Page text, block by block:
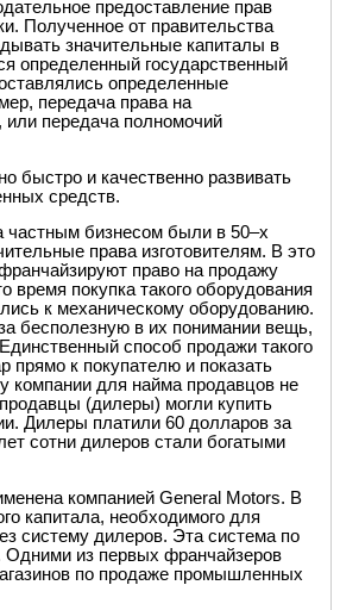
предоставление прав
Полученное от правительства
значительные капиталы в
определенный государственный
определенные
передача права на
или передача полномочий
быстро и качественно развивать
средств.
частным бизнесом были в 50–х
права изготовителям. В это
право на продажу
покупка такого оборудования
к механическому оборудованию.
бесполезную в их понимании вещь,
способ продажи такого
прямо к покупателю и показать
компании для найма продавцов не
(дилеры) могли купить
Дилеры платили 60 долларов за
сотни дилеров стали богатыми
компанией General Motors. В
капитала, необходимого для
систему дилеров. Эта система по
Одними из первых франчайзеров
по продаже промышленных